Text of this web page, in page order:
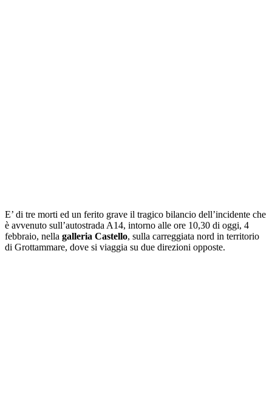
E’ di tre morti ed un ferito grave il tragico bilancio dell’incidente che
è avvenuto sull’autostrada A14, intorno alle ore 10,30 di oggi, 4
febbraio, nella galleria Castello, sulla carreggiata nord in territorio
di Grottammare, dove si viaggia su due direzioni opposte.